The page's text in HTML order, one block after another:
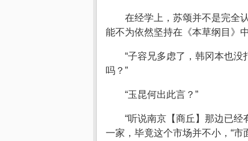
在经学上，苏颂并不是完全
能不为依然坚持在《本草纲目》
“子容兄多虑了，韩冈本也
吗？”
“玉昆何出此言？”
“听说南京【商丘】那边已
一家，毕竟这个市场并不小，“